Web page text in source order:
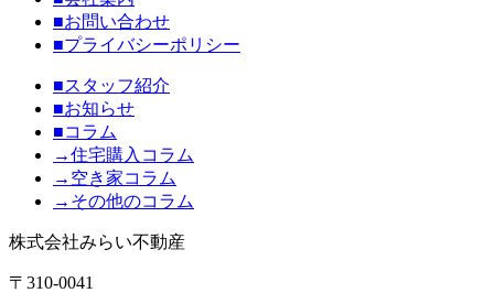
■お問い合わせ
■プライバシーポリシー
■スタッフ紹介
■お知らせ
■コラム
→住宅購入コラム
→空き家コラム
→その他のコラム
株式会社みらい不動産
〒310-0041